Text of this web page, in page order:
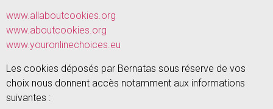
www.allaboutcookies.org
www.aboutcookies.org
www.youronlinechoices.eu
Les cookies déposés par Bernatas sous réserve de vos
choix nous donnent accès notamment aux informations
suivantes :